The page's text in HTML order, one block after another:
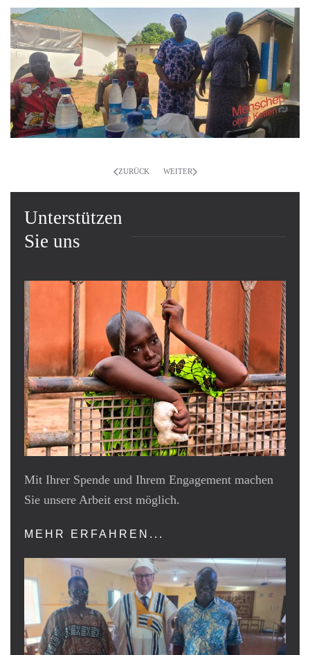
ZURÜCK WEITER
Unterstützen
Sie uns
Mit Ihrer Spende und Ihrem Engagement machen
Sie unsere Arbeit erst möglich.
MEHR ERFAHREN...